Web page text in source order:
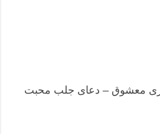
معشوق – دعای جلب محبت